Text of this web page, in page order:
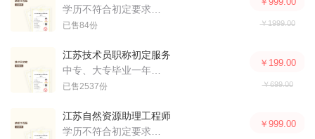
已售84份 ￥1999.00
江苏技术员职称初定服务
已售2537份
￥199.00
￥699.00
江苏自然资源助理工程师评审服务
￥999.00